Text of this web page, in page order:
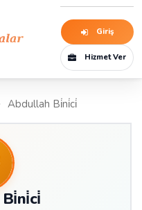
Giriş
Hizmet Ver
Abdullah Bi̇ni̇ci̇